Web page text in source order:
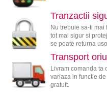
Tranzactii
Nu trebuie sa-ti
tot mai sigur si
se poate returna
Transport
Livram comanda ta
variaza in functie
gratuit.